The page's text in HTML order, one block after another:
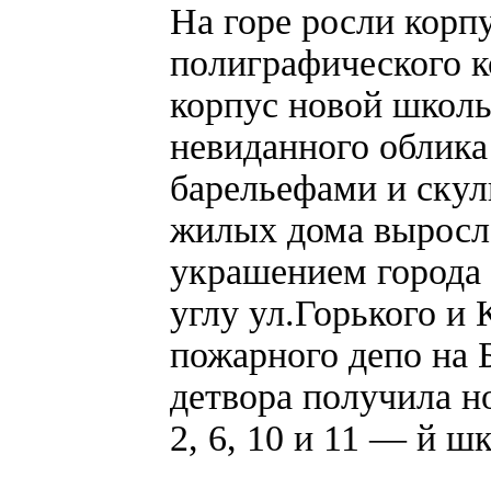
На горе росли
полиграфического
корпус новой
невиданного
барельефами и
жилых дома
украшением
углу ул.Горького
пожарного депо на
детвора получила
2, 6, 10 и 11 — й